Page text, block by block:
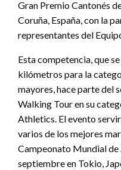
Gran Premio Cantonés
Coruña, España, con la
representantes del
Esta competencia, que
kilómetros para la
mayores, hace parte del
Walking Tour en su
Athletics. El evento
varios de los mejores
Campeonato Mundial de
septiembre en Tokio,